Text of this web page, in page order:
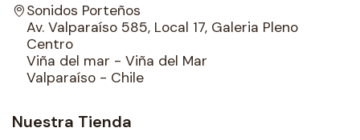
Sonidos Porteños
Av. Valparaíso 585, Local 17, Galeria Pleno
Centro
Viña del mar - Viña del Mar
Valparaíso - Chile
Nuestra Tienda